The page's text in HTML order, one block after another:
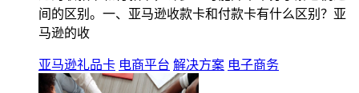
间的区别。一、亚马逊收款卡和付款卡有什么区别？亚
马逊的收
亚马逊礼品卡 电商平台 解决方案 电子商务